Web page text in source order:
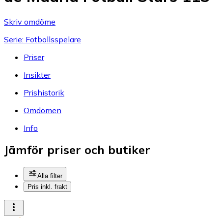
Skriv omdöme
Serie: Fotbollsspelare
Priser
Insikter
Prishistorik
Omdömen
Info
Jämför priser och butiker
Alla filter
Pris inkl. frakt